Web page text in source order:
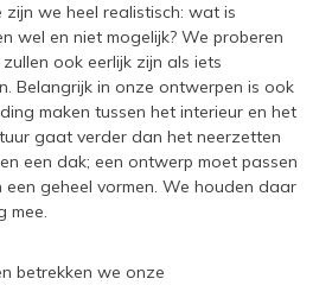
we heel realistisch: wat is
wel en niet mogelijk? We proberen
ook eerlijk zijn als iets
Belangrijk in onze ontwerpen is ook
maken tussen het interieur en het
gaat verder dan het neerzetten
een dak; een ontwerp moet passen
een geheel vormen. We houden daar
mee.
betrekken we onze